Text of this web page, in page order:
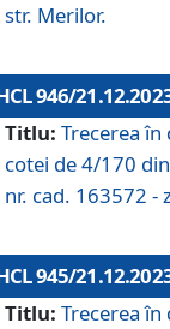
str. Merilor.
946/
Titlu: Trecerea
cotei de 4/170
nr. cad. 163572 -
945/
Titlu: Trecerea